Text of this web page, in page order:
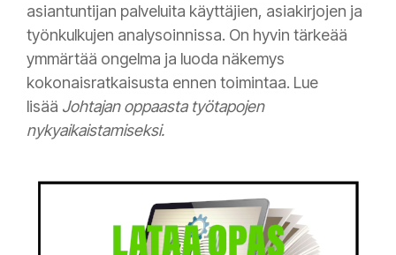
asiantuntijan palveluita käyttäjien, asiakirjojen ja
työnkulkujen analysoinnissa. On hyvin tärkeää
ymmärtää ongelma ja luoda näkemys
kokonaisratkaisusta ennen toimintaa. Lue
lisää Johtajanoppaasta työtapojen
nykyaikaistamiseksi.